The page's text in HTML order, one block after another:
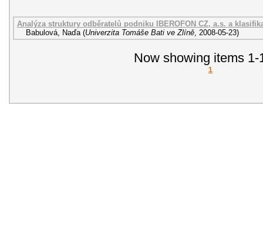
Analýza struktury odběratelů podniku IBEROFON CZ, a.s. a
Babulová, Naďa (Univerzita Tomáše Bati ve Zlíně, 2008-05-23)
Now showing items 1-
1